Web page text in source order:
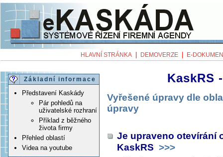
HLAVNÍ STRÁNKA DEMOVERZE E-
Základní informace
Představení Kaskády
Pár pohledů na
uživatelské rozhraní
Příklad z běžného
života firmy
Přehled oblastí
Videa na youtube
KaskRS
Vyřešené úpravy dle
úpravy
Je upraveno otevírání
KaskRS >>>